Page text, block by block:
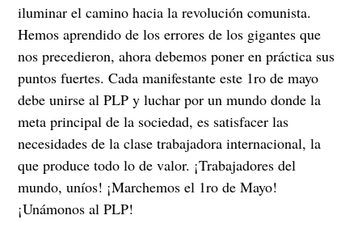
iluminar el camino hacia la revolución comunista.
Hemos aprendido de los errores de los gigantes que
nos precedieron, ahora debemos poner en práctica sus
puntos fuertes. Cada manifestante este 1ro de mayo
debe unirse al PLP y luchar por un mundo donde la
meta principal de la sociedad, es satisfacer las
necesidades de la clase trabajadora internacional, la
que produce todo lo de valor. ¡Trabajadores del
mundo, uníos! ¡Marchemos el 1ro de Mayo!
¡Unámonos al PLP!